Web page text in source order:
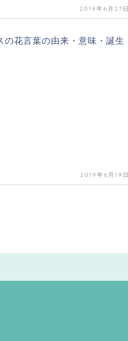
2019年6月27日
の花言葉の由来・意味・誕生
2019年6月19日